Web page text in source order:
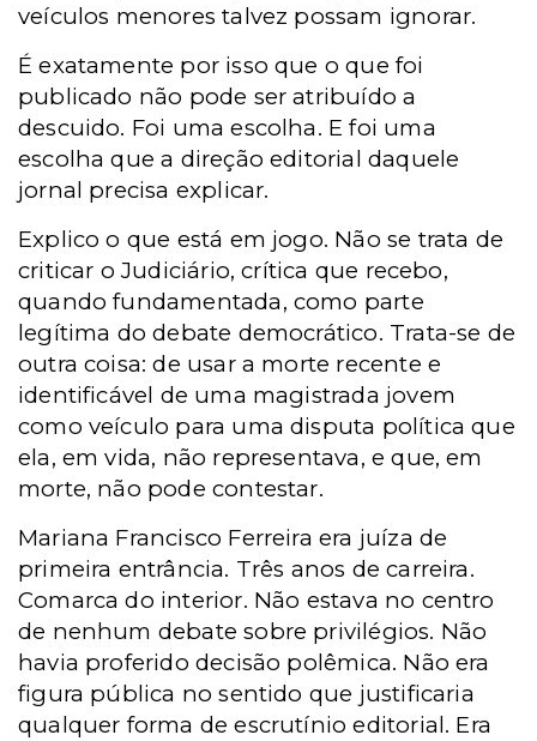
veículos menores talvez possam ignorar.
É exatamente por isso que o que foi
publicado não pode ser atribuído a
descuido. Foi uma escolha. E foi uma
escolha que a direção editorial daquele
jornal precisa explicar.
Explico o que está em jogo. Não se trata de
criticar o Judiciário, crítica que recebo,
quando fundamentada, como parte
legítima do debate democrático. Trata-se de
outra coisa: de usar a morte recente e
identificável de uma magistrada jovem
como veículo para uma disputa política que
ela, em vida, não representava, e que, em
morte, não pode contestar.
Mariana Francisco Ferreira era juíza de
primeira entrância. Três anos de carreira.
Comarca do interior. Não estava no centro
de nenhum debate sobre privilégios. Não
havia proferido decisão polêmica. Não era
figura pública no sentido que justificaria
qualquer forma de escrutínio editorial. Era